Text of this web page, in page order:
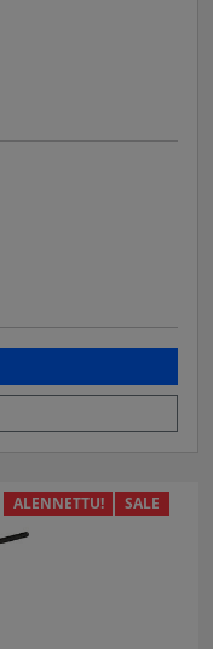
ALENNETTU! SALE